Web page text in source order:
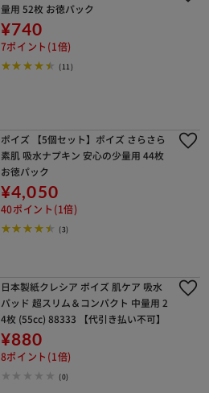
量用 52枚 お徳パック
¥740
7ポイント(1倍)
(11)
ポイズ 【5個セット】ポイズ さらさら
素肌 吸水ナプキン 安心の少量用 44枚
お徳パック
¥4,050
40ポイント(1倍)
(3)
日本製紙クレシア ポイズ 肌ケア 吸水
パッド 超スリム＆コンパクト 中量用 2
4枚 (55cc) 88333 【代引き払い不可】
¥880
8ポイント(1倍)
(0)